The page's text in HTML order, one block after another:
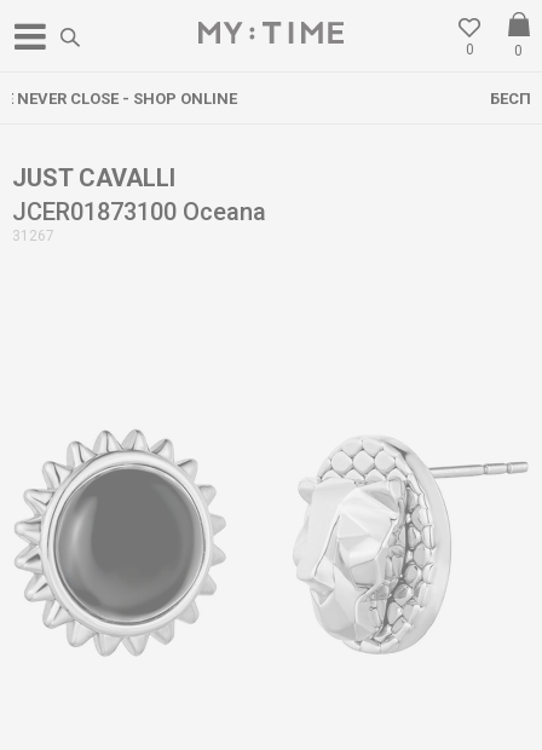
0
0
БЕСПЛАТНА ДОСТАВА НАД 3000 ден
JUST CAVALLI
JCER01873100 Oceana
31267